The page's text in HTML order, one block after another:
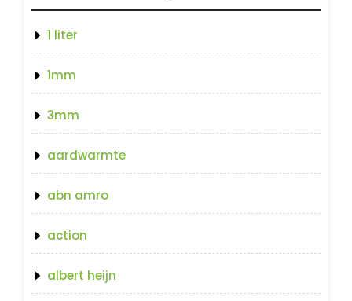
1 liter
1mm
3mm
aardwarmte
abn amro
action
albert heijn